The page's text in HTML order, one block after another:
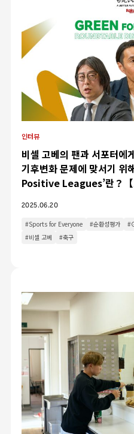
인터뷰
비셀 고베의 팬과 서포터에
기후변화 문제에 맞서기
Positive Leagues’란？【
2025.06.20
#Sports for Everyone #순환성평가
#비셀 고베
#축구